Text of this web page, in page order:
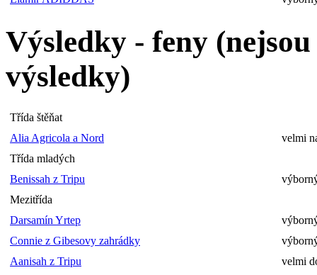
Výsledky - feny
výsledky)
Třída štěňat
Alia Agricola a Nord
velmi
Třída mladých
Benissah z Tripu
Mezitřída
Darsamín Yrtep
Connie z Gibesovy zahrádky
Aanisah z Tripu
velmi